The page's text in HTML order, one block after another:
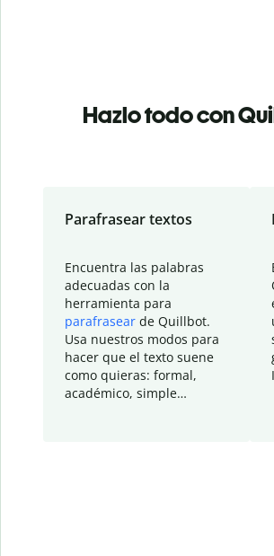
Hazlo todo con
Parafrasear textos
Encuentra las palabras
adecuadas con la
herramienta para
parafrasear de Quillbot.
Usa nuestros modos para
hacer que el texto suene
como quieras: formal,
académico, simple…